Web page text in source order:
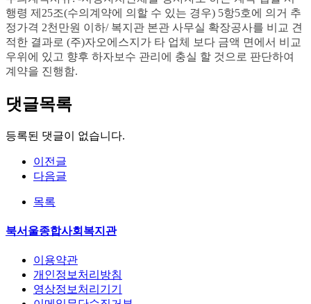
행령 제 25조(수의계약에 의할 수 있는 경우) 5항5호에 의거 추
정가격 2천만원 이하/ 복지관 본관 사무실 확장공사를 비교 견
적한 결과로 (주)자오에스지가 타 업체 보다 금액 면에서 비교
우위에 있고 향후 하자보수 관리에 충실 할 것으로 판단하여
계약을 진행함.
댓글목록
등록된 댓글이 없습니다.
이전글
다음글
목록
북서울종합사회복지관
이용약관
개인정보처리방침
영상정보처리기기